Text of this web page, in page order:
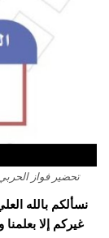
تحضير فواز
نسألكم بالله
غيركم إلا